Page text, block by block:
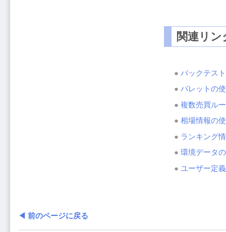
関連リン
● バックテス
● パレットの
● 複数売買ル
● 相場情報の
● ランキング
● 環境データ
● ユーザー定
◀ 前のページに戻る